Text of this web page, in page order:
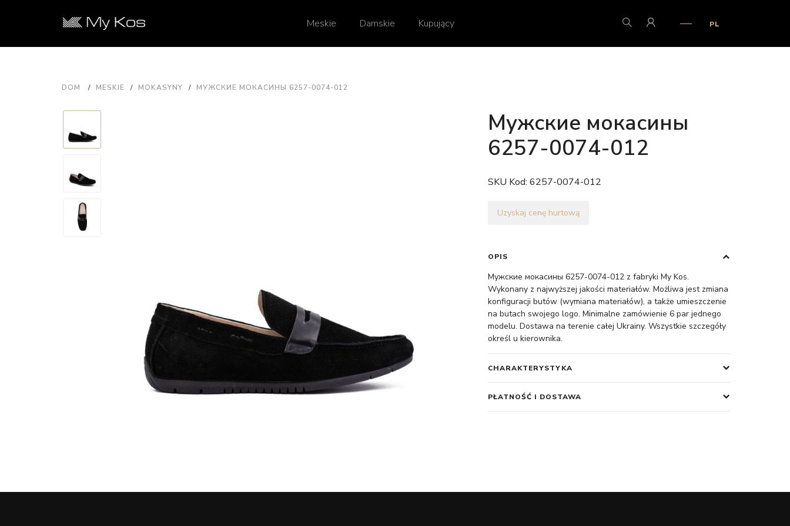
Meskie Damskie Kupujący PL
DOM MESKIE MOKASYNY МУЖСКИЕ МОКАСИНЫ 6257-0074-012
Мужские мокасины
6257-0074-012
SKU Kod: 6257-0074-012
Uzyskaj cenę hurtową
OPIS
Мужские мокасины 6257-0074-012 z fabryki My Kos.
Wykonany z najwyższej jakości materiałów. Możliwa jest zmiana
konfiguracji butów (wymiana materiałów), a także umieszczenie
na butach swojego logo. Minimalne zamówienie 6 par jednego
modelu. Dostawa na terenie całej Ukrainy. Wszystkie szczegóły
określ u kierownika.
CHARAKTERYSTYKA
PŁATNOŚĆ I DOSTAWA